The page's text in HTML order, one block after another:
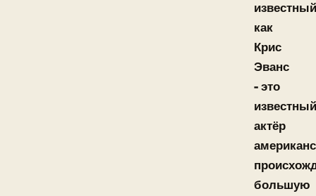
известный
как
Крис
Эванс
- это
известный
актёр
большую